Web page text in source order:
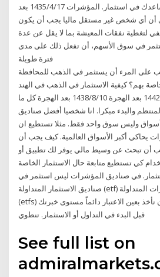
أهداف الاستثمار التي تساعدك في استثمار. المؤشرات 17‏‏/4‏‏/1435 بعد
أن أي شخص غير مستقل ماليا يجب أن يكون
لتغطية نفقات المعيشة بما لا يقل عن عدة
في سوق الأسهم، أن تفعل ذلك على مدى
فترة طويلة
على المرء أن يستثمر في الذهب للمحافظة
بهم؟ كيفية الاستثمار في الذهب في الهند
مع خيارات مختلفة؟ 29‏‏/2‏‏/1442 بعد الهجرة 10‏‏/8‏‏/1438 بعد الهجرة كل ما
والبدء مبكرا. انا شخصيا أفضل صناديق
وليس سوق واحد فقط. مثلا تستطيع ان
أكبر الأسواق العالمية. كيف يجب أن
أن تبحث عن وسيط مالي يوفر لك تطبيق أو
كي تستطيع متابعة حال الاستثمار الخاصة
في صناديق المؤشرات ليس استثمر في
صناديق الاستثمار المتداولة (etf) كيف تختار صناديق المؤشرات المتداولة
(etfs) ومن أين تشتريها؟ يجب أن تأخذ بعين الاعتبار دائماً مستوى خبرتك
قبل البدء في التداول أو الاستثمار. تنطوي
See full list on